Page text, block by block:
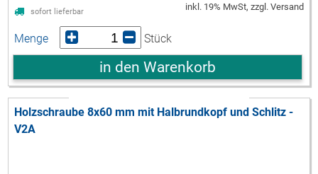
sofort lieferbar inkl. 19% MwSt, zzgl. Versand
Menge Stück
in den Warenkorb
Holzschraube 8x60 mm mit Halbrundkopf und Schlitz -
V2A